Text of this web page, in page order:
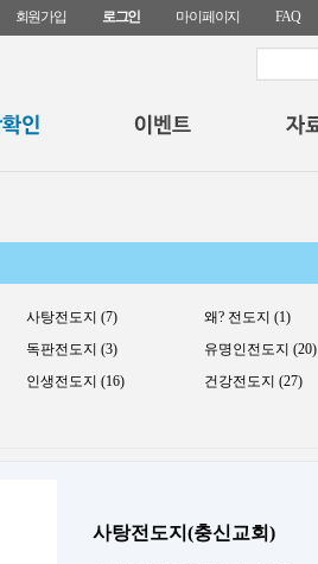
회원가입 로그인 마이페이지 FAQ
사탕전도지 (7)
왜? 전도지 (1)
독판전도지 (3)
유명인전도지 (20)
인생전도지 (16)
건강전도지 (27)
사탕전도지(충신교회)